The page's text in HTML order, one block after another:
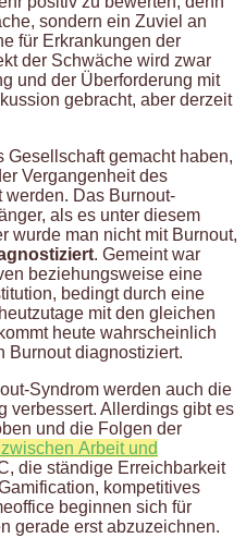
sondern ein Zuviel an
für Erkrankungen der
der Schwäche wird zwar
und der Überforderung mit
gebracht, aber derzeit
gemacht haben,
Vergangenheit des
werden. Das Burnout-
als es unter diesem
wurde man nicht mit Burnout,
. Gemeint war
beziehungsweise eine
bedingt durch eine
mit den gleichen
heute wahrscheinlich
Burnout diagnostiziert.
Syndrom werden auch die
verbessert. Allerdings gibt es
und die Folgen der
Arbeit und
die ständige Erreichbarkeit
kompetitives
beginnen sich für
gerade erst abzuzeichnen.